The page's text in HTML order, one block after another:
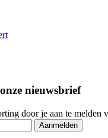
nieuwsbrief
door je aan te melden
Aanmelden